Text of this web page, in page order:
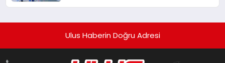
Ulus Haberin Doğru Adresi